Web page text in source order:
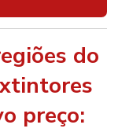
do
preço: